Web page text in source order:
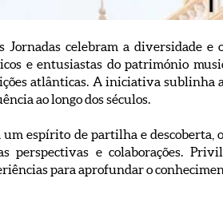
Jornadas celebram a diversidade e
e entusiastas do património
atlânticas. A iniciativa sublinha
ao longo dos séculos.
um espírito de partilha e descoberta,
perspectivas e colaborações.
para aprofundar o